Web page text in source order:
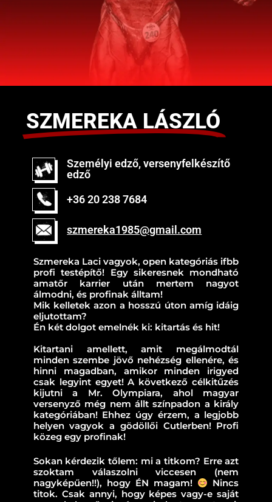
SZMEREKA LÁSZLÓ
Személyi edző, versenyfelkészítő
edző
+36 20 238 7684
szmereka1985@gmail.com
Szmereka Laci vagyok, open kategóriás ifbb
profi testépítő! Egy sikeresnek mondható
amatőr karrier után mertem nagyot
álmodni, és profinak álltam!
Mik kelletek azon a hosszú úton amíg idáig
eljutottam?
Én két dolgot emelnék ki: kitartás és hit!
Kitartani amellett, amit megálmodtál
minden szembe jövő nehézség ellenére, és
hinni magadban, amikor minden irigyed
csak legyint egyet! A következő célkitűzés
kijutni a Mr. Olympiara, ahol magyar
versenyző még nem állt színpadon a király
kategóriában! Ehhez úgy érzem, a legjobb
helyen vagyok a gödöllői Cutlerben! Profi
közeg egy profinak!
Sokan kérdezik tőlem: mi a titkom? Erre azt
szoktam válaszolni viccesen (nem
nagyképűen!!), hogy ÉN magam!
Nincs
titok. Csak annyi, hogy képes vagy-e saját